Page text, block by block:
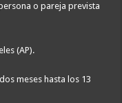
o pareja prevista
(AP).
meses hasta los 13